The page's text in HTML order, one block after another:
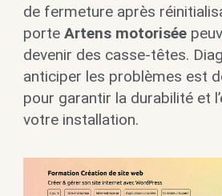
de fermeture après
porte Artens motorisée
devenir des casse-têtes.
anticiper les problèmes est
pour garantir la durabilité et
votre installation.